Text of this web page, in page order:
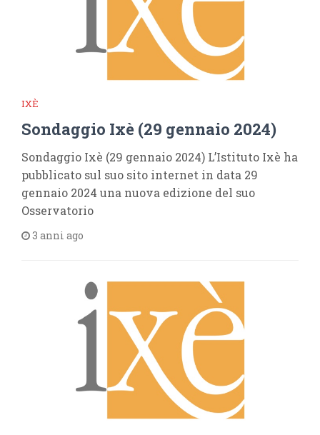
IXÈ
Sondaggio Ixè (29 gennaio 2024)
Sondaggio Ixè (29 gennaio 2024) L’Istituto Ixè ha
pubblicato sul suo sito internet in data 29
gennaio 2024 una nuova edizione del suo
Osservatorio
3 anni ago